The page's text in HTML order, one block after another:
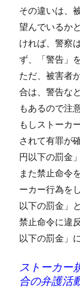
その違いは、
望んでいるか
ければ、警察
ず、「警告」
ただ、被害者
合は、警告な
もあるので注
もしストーカ
されて有罪が
円以下の罰金
また禁止命令
ーカー行為を
以下の罰金」
禁止命令に違
以下の罰金」
ストーカー
合の弁護活